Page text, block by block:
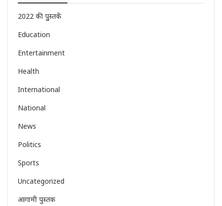
2022 की पुुस्तकें
Education
Entertainment
Health
International
National
News
Politics
Sports
Uncategorized
आगामी पुस्तक